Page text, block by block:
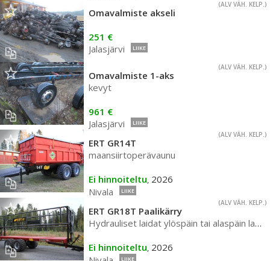
(ALV VÄH. KELP.)
Omavalmiste akseli
251 €
Jalasjärvi
LIIKE
(ALV VÄH. KELP.)
Omavalmiste 1-aks
kevyt
961 €
Jalasjärvi
LIIKE
(ALV VÄH. KELP.)
ERT GR14T
maansiirtoperävaunu
Ei hinnoiteltu, 2026
Nivala
LIIKE
(ALV VÄH. KELP.)
ERT GR18T Paalikärry
Hydrauliset laidat ylöspäin tai alaspäin laskevat
Ei hinnoiteltu, 2026
LIIKE